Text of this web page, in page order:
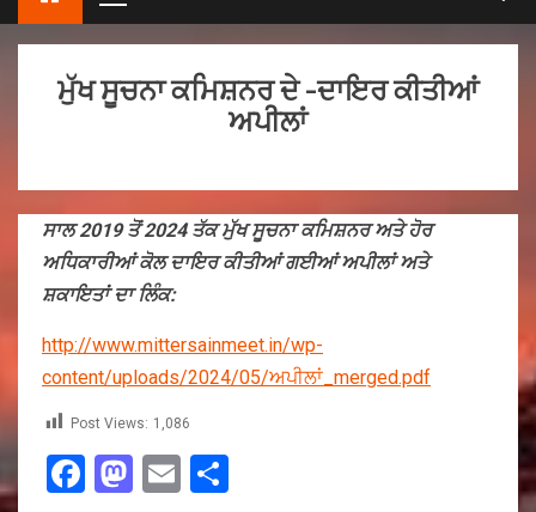
ਮੁੱਖ ਸੂਚਨਾ ਕਮਿਸ਼ਨਰ ਦੇ -ਦਾਇਰ ਕੀਤੀਆਂ
ਅਪੀਲਾਂ
ਸਾਲ 2019 ਤੋਂ 2024 ਤੱਕ ਮੁੱਖ ਸੂਚਨਾ ਕਮਿਸ਼ਨਰ ਅਤੇ ਹੋਰ
ਅਧਿਕਾਰੀਆਂ ਕੋਲ ਦਾਇਰ ਕੀਤੀਆਂ ਗਈਆਂ ਅਪੀਲਾਂ ਅਤੇ
ਸ਼ਕਾਇਤਾਂ ਦਾ ਲਿੰਕ:
http://www.mittersainmeet.in/wp-
content/uploads/2024/05/ਅਪੀਲਾਂ_merged.pdf
Post Views: 1,086
Facebook
Mastodon
Email